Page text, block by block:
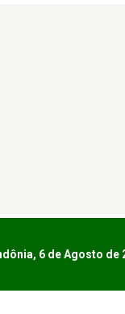
6 de Agosto de